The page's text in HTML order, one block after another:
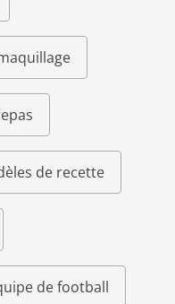
de recette
de football